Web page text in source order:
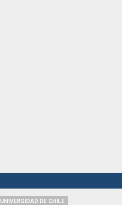
UNIVERSIDAD DE CHILE